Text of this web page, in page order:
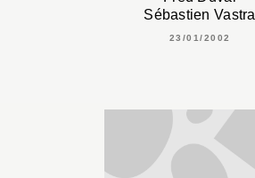
Sébastien Vastra
23/01/2002